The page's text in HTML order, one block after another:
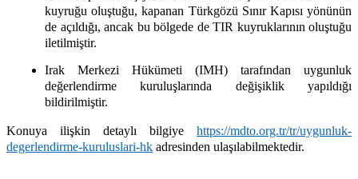
kuyruğu oluştuğu, kapanan Türkgözü Sınır Kapısı yönünün
de açıldığı, ancak bu bölgede de TIR kuyruklarının oluştuğu
iletilmiştir.
Irak Merkezi Hükümeti (IMH) tarafından uygunluk
değerlendirme kuruluşlarında değişiklik yapıldığı
bildirilmiştir.
Konuya ilişkin detaylı bilgiye https://mdto.org.tr/tr/uygunluk-
degerlendirme-kuruluslari-hk adresinden ulaşılabilmektedir.